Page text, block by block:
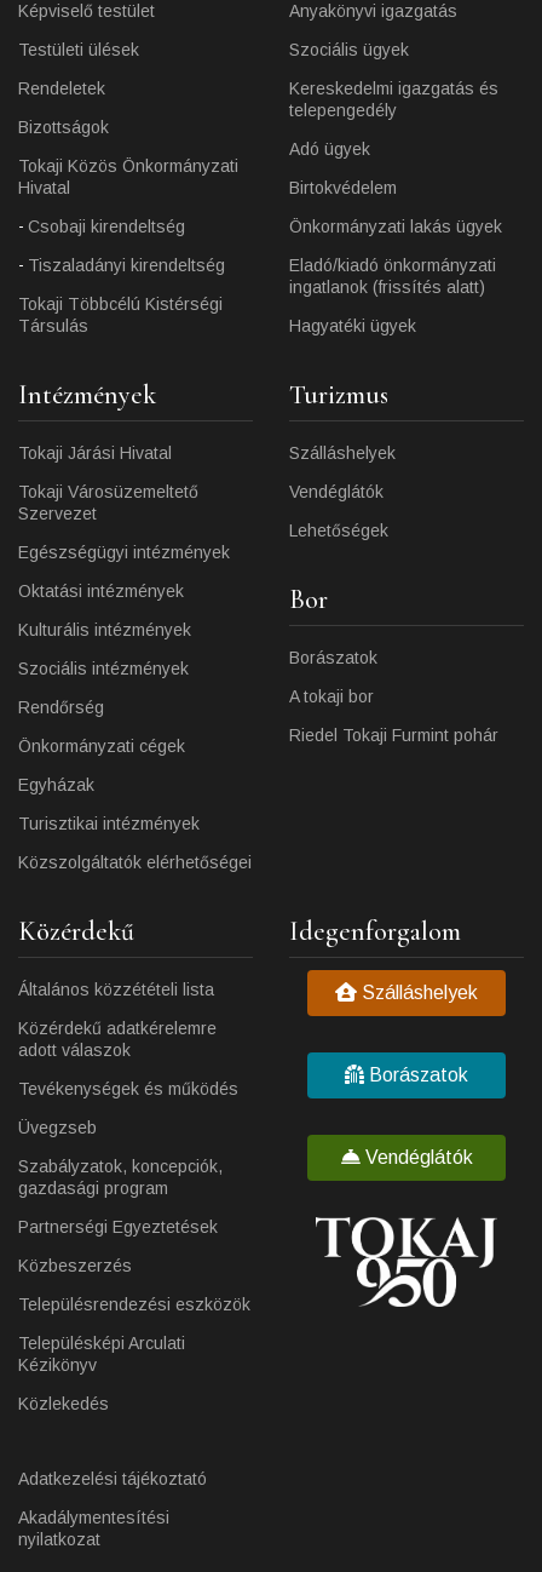
Képviselő testület
Testületi ülések
Rendeletek
Bizottságok
Tokaji Közös Önkormányzati
Hivatal
Csobaji kirendeltség
Tiszaladányi kirendeltség
Tokaji Többcélú Kistérségi
Társulás
Anyakönyvi igazgatás
Szociális ügyek
Kereskedelmi igazgatás és
telepengedély
Adó ügyek
Birtokvédelem
Önkormányzati lakás ügyek
Eladó/kiadó önkormányzati
ingatlanok (frissítés alatt)
Hagyatéki ügyek
Intézmények
Tokaji Járási Hivatal
Tokaji Városüzemeltető
Szervezet
Egészségügyi intézmények
Oktatási intézmények
Kulturális intézmények
Szociális intézmények
Rendőrség
Önkormányzati cégek
Egyházak
Turisztikai intézmények
Közszolgáltatók elérhetőségei
Turizmus
Szálláshelyek
Vendéglátók
Lehetőségek
Bor
Borászatok
A tokaji bor
Riedel Tokaji Furmint pohár
Közérdekű
Általános közzétételi lista
Közérdekű adatkérelemre
adott válaszok
Tevékenységek és működés
Üvegzseb
Szabályzatok, koncepciók,
gazdasági program
Partnerségi Egyeztetések
Közbeszerzés
Településrendezési eszközök
Településképi Arculati
Kézikönyv
Közlekedés
Adatkezelési tájékoztató
Akadálymentesítési
nyilatkozat
Idegenforgalom
Szálláshelyek
Borászatok
Vendéglátók